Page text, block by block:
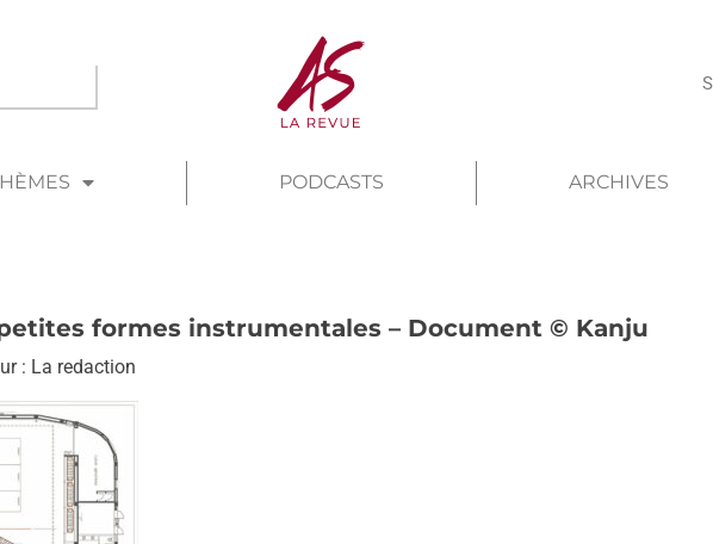
PODCASTS ARCHIVES
formes instrumentales – Document © Kanju
: La redaction